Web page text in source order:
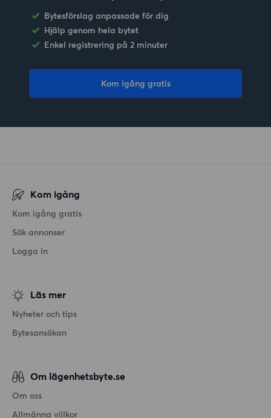
Bytesförslag anpassade för dig
Hjälp genom hela bytet
Enkel registrering på 2 minuter
Kom igång gratis
Kom igång
Kom igång gratis
Sök annonser
Logga in
Läs mer
Nyheter och tips
Bytesansökan
Om lägenhetsbyte.se
Om oss
Allmänna villkor